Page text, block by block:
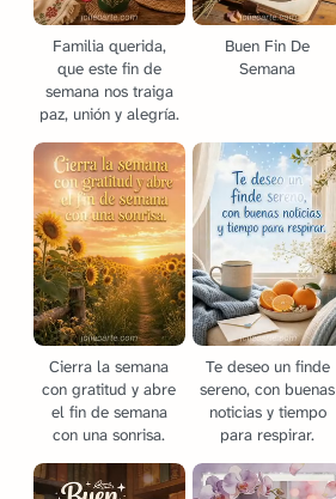
Familia querida,
que este fin de
semana nos traiga
paz, unión y alegría.
Buen Fin De
Semana
Cierra la semana
con gratitud y abre
el fin de semana
con una sonrisa.
Te deseo un finde
sereno, con buenas
noticias y tiempo
para respirar.